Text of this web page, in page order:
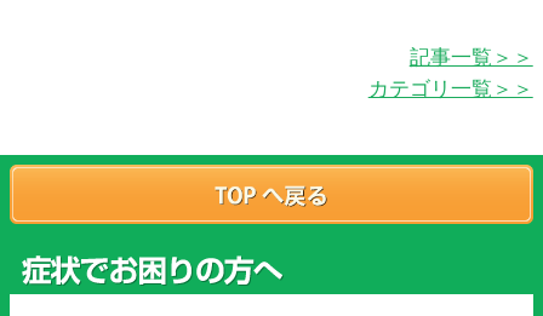
記事一覧＞＞
カテゴリ一覧＞＞